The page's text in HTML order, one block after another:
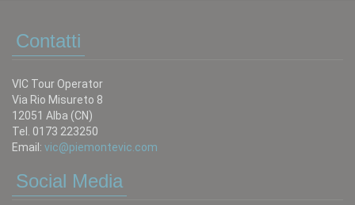
Contatti
VIC Tour Operator
Via Rio Misureto 8
12051 Alba (CN)
Tel. 0173 223250
Email: vic@piemontevic.com
Social Media